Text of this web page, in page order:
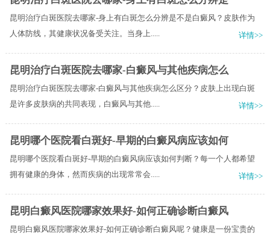
昆明治疗白斑医院去哪家-身上有白斑怎么分辨是不是白癜风？皮肤作为
人体防线，其健康状况备受关注。当身上.....
详情>>
昆明治疗白斑医院去哪家-白癜风与其他疾病怎么
昆明治疗白斑医院去哪家-白癜风与其他疾病怎么区分？皮肤上出现白斑
是许多皮肤病的共同表现，白癜风与其他.....
详情>>
昆明哪个医院看白斑好-早期的白癜风病应该如何
昆明哪个医院看白斑好-早期的白癜风病应该如何判断？每一个人都希望
拥有健康的身体，然而疾病的出现常常会.....
详情>>
昆明白癜风医院哪家效果好-如何正确诊断白癜风
昆明白癜风医院哪家效果好-如何正确诊断白癜风呢？健康是一份宝贵的